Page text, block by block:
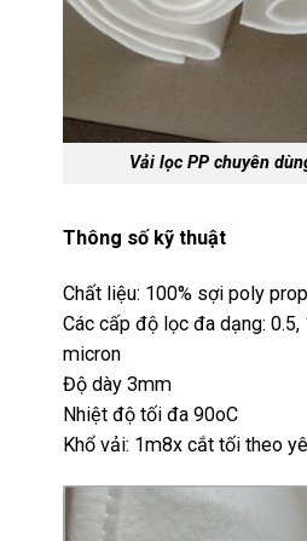
Vải lọc PP chuyên
Thông số kỹ thuật
Chất liệu: 100% sợi poly
Các cấp độ lọc đa dạng: 0.5,
micron
Độ dày 3mm
Nhiệt độ tối đa 90oC
Khổ vải: 1m8x cắt tối theo